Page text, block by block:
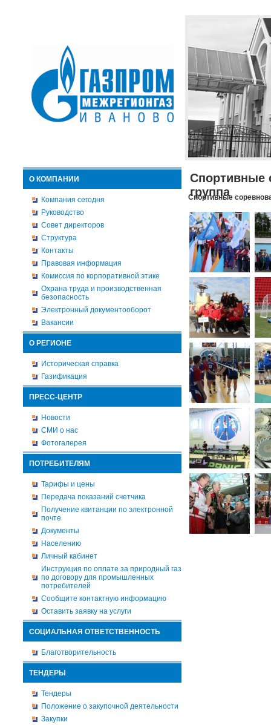
О КОМПАНИИ
Компания сегодня
Руководство
Совет директоров
Структура
Контакты
Правовая информация
Комиссия по корпоративной этике
Охрана труда и производственная
безопасность
Электронный документооборот
Вакансии
О РЕГИОНЕ
Историческая справка
Газификация
ПРЕСС-ЦЕНТР
Новости
СМИ о нас
Фотогалерея
ПОТРЕБИТЕЛЯМ
Тарифы и цены
Передача показаний счетчика
Получение квитанции по электронной
почте
Документы
Населению
Личный кабинет
Инструкция по оплате за природный газ
по договору для промышленных
потребителей
Сообщите контактную информацию
Оставить заявку на услуги
СОЦИАЛЬНАЯ ОТВЕТСТВЕННОСТЬ
Благотворительность
ТЕНДЕРЫ
Тендеры
Положение о закупочной деятельности
Закупки
Спортивные
группа
Спортивные